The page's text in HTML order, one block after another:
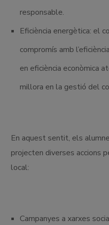
responsable.
Eficiència energètica: el
compromís amb
en eficiència econòmica
millora en la gestió del
En aquest sentit, els
projecten diverses accions
local:
Campanyes a xarxes